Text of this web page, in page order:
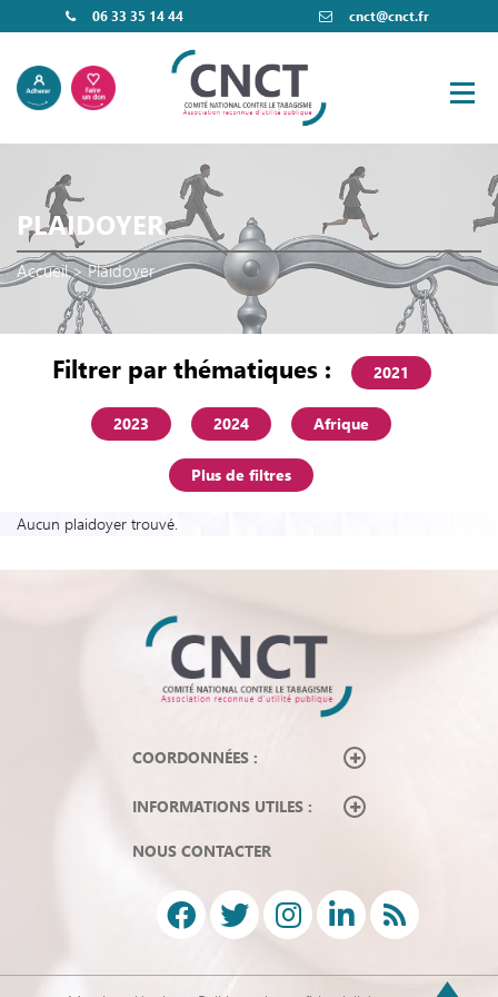
06 33 35 14 44 cnct@cnct.fr
PLAIDOYER
Accueil>Plaidoyer
Filtrer par thématiques : 2021
2023 2024 Afrique
Plus de filtres
Aucun plaidoyer trouvé.
COORDONNÉES :
INFORMATIONS UTILES :
NOUS CONTACTER